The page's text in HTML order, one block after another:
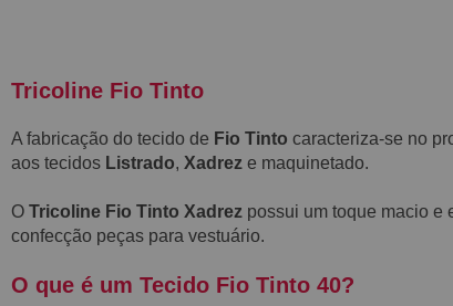
Tricoline Fio Tinto
A fabricação do tecido de Fio Tinto caracteriza-se no
aos tecidos Listrado, Xadrez e maquinetado.
O Tricoline Fio Tinto Xadrez possui um toque macio e
confecção peças para vestuário.
O que é um Tecido Fio Tinto 40?